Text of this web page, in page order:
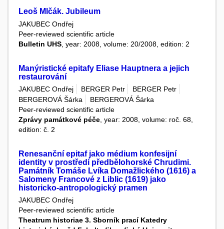
Leoš Mlčák. Jubileum
JAKUBEC Ondřej
Peer-reviewed scientific article
Bulletin UHS , year: 2008, volume: 20/2008, edition: 2
Manýristické epitafy Eliase Hauptnera a jejich
restaurování
JAKUBEC Ondřej BERGER Petr
BERGER Petr
BERGEROVÁ Šárka
BERGEROVÁ Šárka
Peer-reviewed scientific article
Zprávy památkové péče , year: 2008, volume: roč. 68,
edition: č. 2
Renesanční epitaf jako médium konfesijní
identity v prostředí předbělohorské Chrudimi.
Památník Tomáše Lvíka Domažlického (1616) a
Salomeny Francové z Liblic (1619) jako
historicko-antropologický pramen
JAKUBEC Ondřej
Peer-reviewed scientific article
Theatrum historiae 3. Sborník prací Katedry